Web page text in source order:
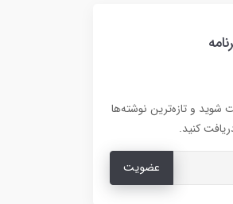
شوید و تازه‌ترین نوشته‌ها
کنید.
عضویت